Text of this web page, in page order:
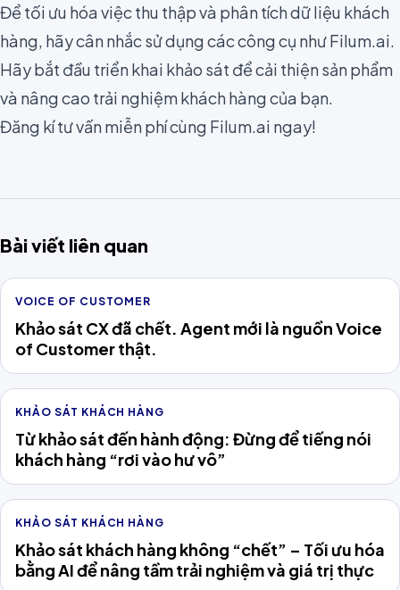
Để tối ưu hóa việc thu thập và phân tích dữ liệu khách
hàng, hãy cân nhắc sử dụng các công cụ như Filum.ai.
Hãy bắt đầu triển khai khảo sát để cải thiện sản phẩm
và nâng cao trải nghiệm khách hàng của bạn.
Đăng kí tư vấn miễn phí cùng Filum.ai ngay!
Bài viết liên quan
VOICE OF CUSTOMER
Khảo sát CX đã chết. Agent mới là nguồn Voice
of Customer thật.
KHẢO SÁT KHÁCH HÀNG
Từ khảo sát đến hành động: Đừng để tiếng nói
khách hàng “rơi vào hư vô”
KHẢO SÁT KHÁCH HÀNG
Khảo sát khách hàng không “chết” – Tối ưu hóa
bằng AI để nâng tầm trải nghiệm và giá trị thực